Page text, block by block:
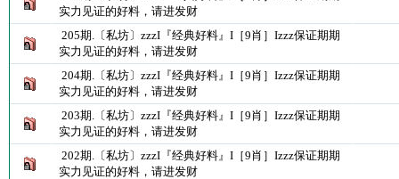
实力见证的好料，请进发财
205期.〔私坊〕zzzI『经典好料』I［9肖］Izzz保证期期
实力见证的好料，请进发财
204期.〔私坊〕zzzI『经典好料』I［9肖］Izzz保证期期
实力见证的好料，请进发财
203期.〔私坊〕zzzI『经典好料』I［9肖］Izzz保证期期
实力见证的好料，请进发财
202期.〔私坊〕zzzI『经典好料』I［9肖］Izzz保证期期
实力见证的好料，请进发财